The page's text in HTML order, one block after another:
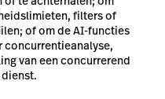
filters of
of om de AI-functies
van een concurrerend